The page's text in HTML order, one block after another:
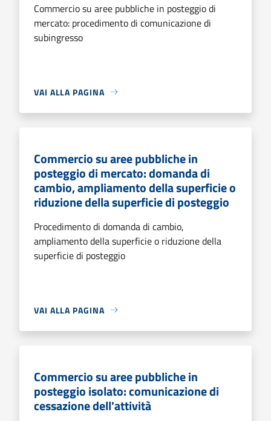
Commercio su aree pubbliche in posteggio di
mercato: procedimento di comunicazione di
subingresso
VAI ALLA PAGINA
Commercio su aree pubbliche in
posteggio di mercato: domanda di
cambio, ampliamento della superficie o
riduzione della superficie di posteggio
Procedimento di domanda di cambio,
ampliamento della superficie o riduzione della
superficie di posteggio
VAI ALLA PAGINA
Commercio su aree pubbliche in
posteggio isolato: comunicazione di
cessazione dell'attività